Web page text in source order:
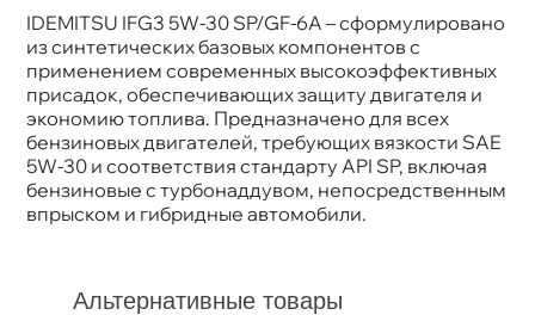
IDEMITSU IFG3 5W-30 SP/GF-6A – сформулировано
из синтетических базовых компонентов с
применением современных высокоэффективных
присадок, обеспечивающих защиту двигателя и
экономию топлива. Предназначено для всех
ензиновых двигателей, требующих вязкости SAE
5W-30 и соответствия стандарту API SP, включая
ензиновые с турбонаддувом, непосредственным
прыском и гибридные автомобили.
язкость
5W-30
IDEMITSU
Тип масла
Синтетика
Спецификации
IFG3 5W-30 SP/GF-6A
Объем
4л
Артикул
TII10101841
Применение
Двигатель
Альтернативные товары